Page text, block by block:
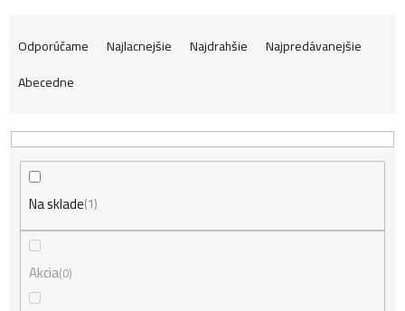
R
a
d
e
Odporúčame Najlacnejšie Najdrahšie
Najpredávanejšie
Abecedne
Na sklade 1
Akcia 0